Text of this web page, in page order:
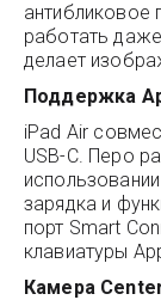
антибликовое
работать
делает
Поддержка
iPad Air
USB-C. Перо
зарядка и
порт Smart
клавиатуры
Камера